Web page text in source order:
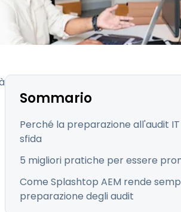
Tutti i prodotti
i settori
繁體中文
日本語
ภาษาไทย
Bahasa
Sommario
Perché la preparazione all'audit
sfida
5 migliori pratiche per essere
Come Splashtop AEM rende
preparazione degli audit